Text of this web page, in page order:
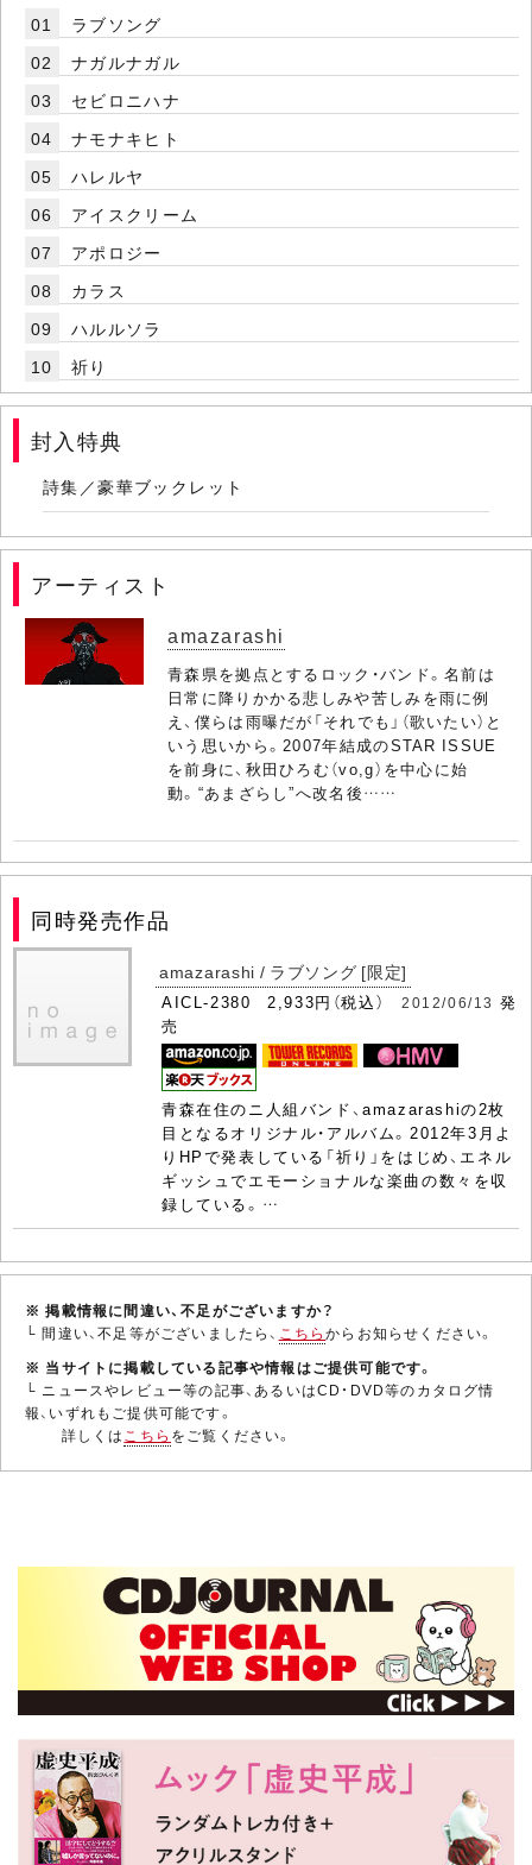
01
ラブソング
02
ナガルナガル
03
セビロニハナ
04
ナモナキヒト
05
ハレルヤ
06
アイスクリーム
07
アポロジー
08
カラス
09
ハルルソラ
10
祈り
封入特典
詩集／豪華ブックレット
アーティスト
amazarashi
青森県を拠点とするロック・バンド。名前は
日常に降りかかる悲しみや苦しみを雨に例
え、僕らは雨曝だが「それでも」（歌いたい）と
いう思いから。2007年結成のSTAR ISSUE
を前身に、秋田ひろむ（vo,g）を中心に始
動。“あまざらし”へ改名後……
同時発売作品
amazarashi / ラブソング [限定]
AICL-2380 2,933円（税込）2012/06/13 発
売
青森在住のニ人組バンド、amazarashiの2枚
目となるオリジナル・アルバム。2012年3月よ
りHPで発表している「祈り」をはじめ、エネル
ギッシュでエモーショナルな楽曲の数々を収
録している。…
※ 掲載情報に間違い、不足がございますか？
└ 間違い、不足等がございましたら、 こちらからお知らせください。
※ 当サイトに掲載している記事や情報はご提供可能です。
└ ニュースやレビュー等の記事、あるいはCD・DVD等のカタログ情
報、いずれもご提供可能です。
詳しくはこちら をご覧ください。